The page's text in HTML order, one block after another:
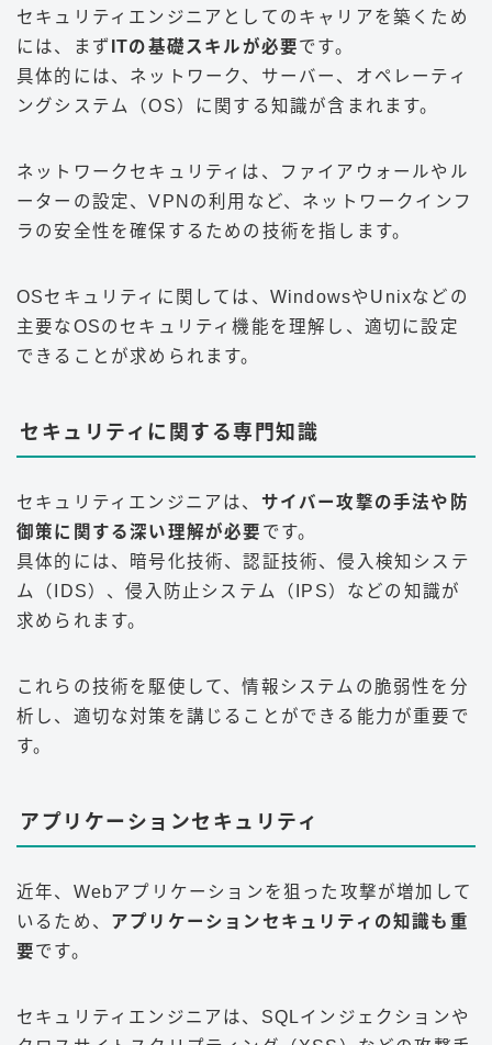
セキュリティエンジニアとしてのキャリアを築くため
には、まず ITの基礎スキルが必要です。
具体的には、ネットワーク、サーバー、オペレーティ
ングシステム（OS）に関する知識が含まれます。
ネットワークセキュリティは、ファイアウォールやル
ーターの設定、VPNの利用など、ネットワークインフ
ラの安全性を確保するための技術を指します。
OSセキュリティに関しては、WindowsやUnixなどの
主要なOSのセキュリティ機能を理解し、適切に設定
できることが求められます。
セキュリティに関する専門知識
セキュリティエンジニアは、 サイバー攻撃の手法や防
御策に関する深い理解が必要 です。
具体的には、暗号化技術、認証技術、侵入検知システ
ム（IDS）、侵入防止システム（IPS）などの知識が
求められます。
これらの技術を駆使して、情報システムの脆弱性を分
析し、適切な対策を講じることができる能力が重要で
す。
アプリケーションセキュリティ
近年、Webアプリケーションを狙った攻撃が増加して
いるため、 アプリケーションセキュリティの知識も重
要です。
セキュリティエンジニアは、SQLインジェクションや